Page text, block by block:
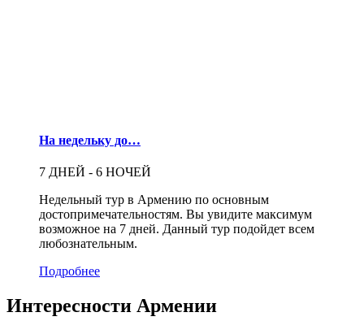
На недельку до…
7 ДНЕЙ - 6 НОЧЕЙ
Недельный тур в Армению по основным
достопримечательностям. Вы увидите максимум
возможное на 7 дней. Данный тур подойдет всем
любознательным.
Подробнее
Интересности Армении